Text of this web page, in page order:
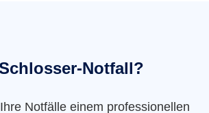
Notfall?
Notfälle einem professionellen